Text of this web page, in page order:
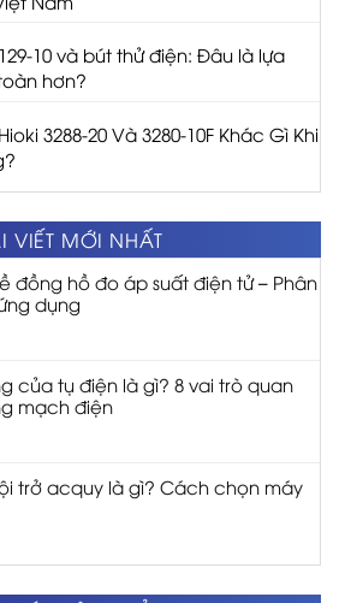
10 và bút thử điện: Đâu là lựa
hơn?
3288-20 Và 3280-10F Khác Gì Khi
VIẾT MỚI NHẤT
đồng hồ đo áp suất điện tử – Phân
dụng
của tụ điện là gì? 8 vai trò quan
mạch điện
trở acquy là gì? Cách chọn máy